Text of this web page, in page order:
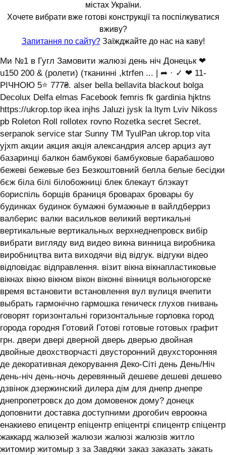
містах України.
Хочете вибрати вже готові конструкції та поспілкуватися
вживу?
Запитання по сайту?Заїжджайте до нас на каву!
Ми №1 в Гугл Замовити жалюзі день ніч Донецьк ❤
u150 200 & (ролети) (тканинні ,ktrfen ... | ➦ · ✓ ❤ 11-
РІЧНОЮ 5⭐ 777₴. alser bella bellavita blackout bolga
Decolux Delfa elmas Facebook femris fk gardinia hjktns
https://ukrop.top ikea injhs Jaluzi jysk la ltym Lviv Nikoss
pb Roleton Roll rollotex rovno Rozetka secret Secret.
serpanok service star Sunny TM TyulPan ukrop.top vita
yjxm акции акция акція александрия алсер арциз аут
базаринці балкон бамбукові бамбуковые барабашово
бежеві бежевые без Безкоштовний белла белые бесідки
бєж біла білі білобожниці блек блекаут блэкаут
бориспіль борщів браниця броварах бровары бу
будинках будинок бумажні бумажные в вайлдберриз
валберис валки васильков великий вертикальні
вертикальные вертикальных верхнеднепровск вибір
вибрати вигляду вид видео викна винница виробника
виробництва вита виходячи від відгук. відгуки відео
відповідає відправлення. візит вікна вікнапластиковые
вікнах вікно вікном вікон віконні вінниця вольногорске
время встановити встановлення вул вулиця вчепити
выбрать гармонічно гармошка геническ глухов гнивань
говорят горизонтальні горизонтальные горловка город
города городня Готовий Готові готовые готовых графит
грн. двери двері дверной дверь дверью двойная
двойные двохстворчасті двусторонний двухсторонняя
де декоративная декорування Деко-Сіті день День/Ніч
день-ніч день-ночь деревянный дешеве дешеві дешево
дзвінок дзержинский дилера дім для днепр днепре
днепропетровск до дом домовенок дому? донецк
доповнити доставка доступними дрогобич евроокна
енакиево епицентр епіцентр епіцентрі єпицентр єпіцентр
жаккард жалюзей жалюзи жалюзі жалюзів житло
житомир житомыр з за Завдяки заказ заказать закать